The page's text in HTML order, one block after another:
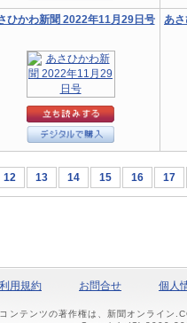
ひかわ新聞 2022年11月29日号 あ
12 13 14 15 16 17
利用規約 お問合せ 個人
ンテンツの著作権は、新聞オンライン